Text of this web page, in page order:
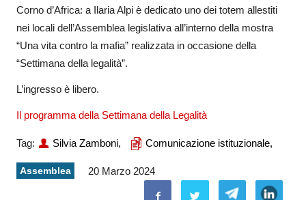
Corno d’Africa: a Ilaria Alpi è dedicato uno dei totem allestiti
nei locali dell’Assemblea legislativa all’interno della mostra
“Una vita contro la mafia” realizzata in occasione della
“Settimana della legalità”.
L’ingresso è libero.
Il programma della Settimana della Legalità
Tag: Silvia Zamboni, Comunicazione istituzionale,
Assemblea 20 Marzo 2024